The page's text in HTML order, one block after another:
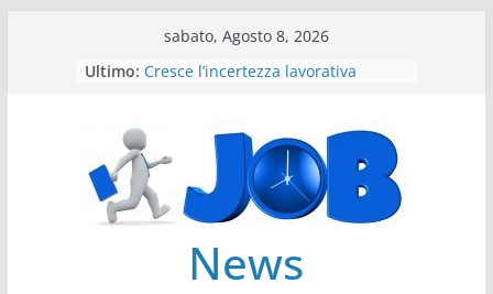
sabato, Agosto 8, 2026
Ultimo: Cresce l’incertezza lavorativa
Il settore energy cambia veste
Servono più sustainability data
architect
News